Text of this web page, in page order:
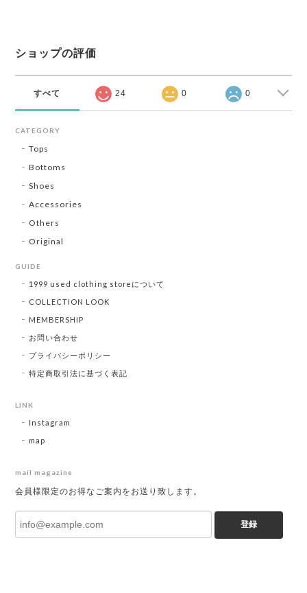
ショップの評価
すべて 24 0 0
CATEGORY
Tops
Bottoms
Shoes
Accessories
Others
Original
GUIDE
1999 used clothing storeについて
COLLECTION LOOK
MEMBERSHIP
お問い合わせ
プライバシーポリシー
特定商取引法に基づく表記
LINK
Instagram
map
mail magazine
会員様限定のお得なご案内をお送り致します。
登録